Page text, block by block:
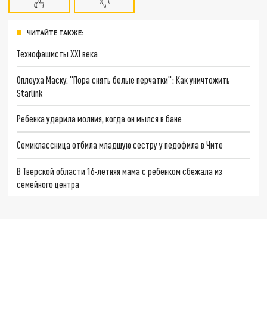
ЧИТАЙТЕ ТАКЖЕ:
Технофашисты XXI века
Оплеуха Маску. "Пора снять белые перчатки": Как уничтожить
Starlink
Ребенка ударила молния, когда он мылся в бане
Семиклассница отбила младшую сестру у педофила в Чите
В Тверской области 16-летняя мама с ребенком сбежала из
семейного центра